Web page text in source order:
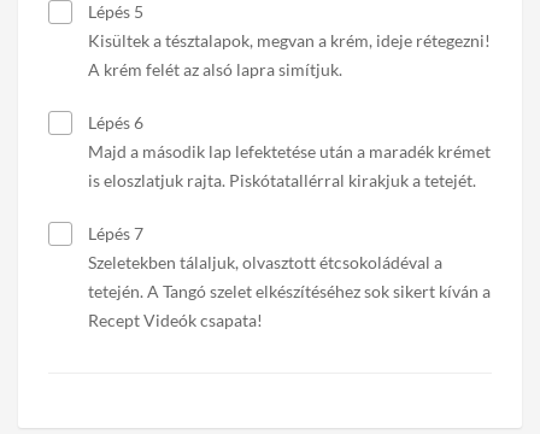
Lépés 5
Kisültek a tésztalapok, megvan a krém, ideje rétegezni!
A krém felét az alsó lapra simítjuk.
Lépés 6
Majd a második lap lefektetése után a maradék krémet
is eloszlatjuk rajta. Piskótatallérral kirakjuk a tetejét.
Lépés 7
Szeletekben tálaljuk, olvasztott étcsokoládéval a
tetején. A Tangó szelet elkészítéséhez sok sikert kíván a
Recept Videók csapata!